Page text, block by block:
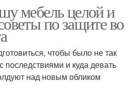
Мебели от влаги
мебель целой и
по защите во
чтобы было не так
последствиями и куда девать
над новым обликом